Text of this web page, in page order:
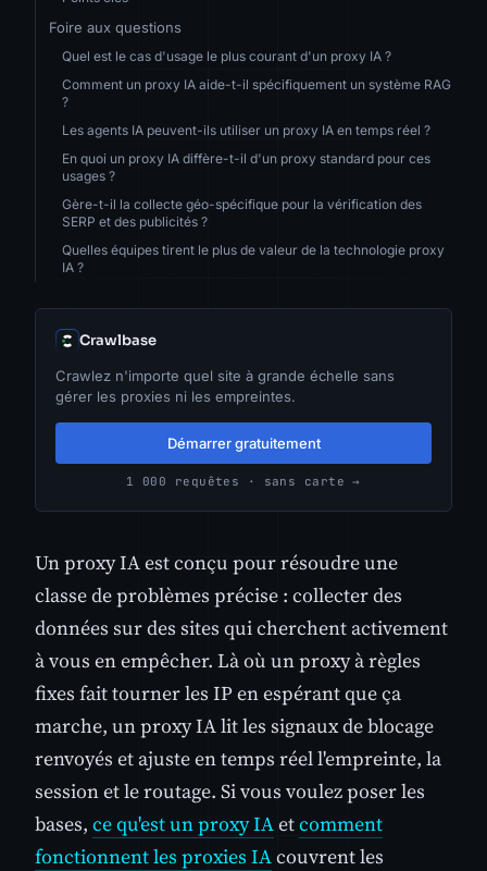
Foire aux questions
Quel est le cas d'usage le plus courant d'un proxy IA ?
Comment un proxy IA aide-t-il spécifiquement un système RAG
?
Les agents IA peuvent-ils utiliser un proxy IA en temps réel ?
En quoi un proxy IA diffère-t-il d'un proxy standard pour ces
usages ?
Gère-t-il la collecte géo-spécifique pour la vérification des
SERP et des publicités ?
Quelles équipes tirent le plus de valeur de la technologie proxy
IA ?
Crawlbase
Crawlez n'importe quel site à grande échelle sans
gérer les proxies ni les empreintes.
Démarrer gratuitement
1 000 requêtes · sans carte →
Un proxy IA est conçu pour résoudre une
classe de problèmes précise : collecter des
données sur des sites qui cherchent activement
à vous en empêcher. Là où un proxy à règles
fixes fait tourner les IP en espérant que ça
marche, un proxy IA lit les signaux de blocage
renvoyés et ajuste en temps réel l'empreinte, la
session et le routage. Si vous voulez poser les
bases, ce qu'est un proxy IAetcomment
fonctionnent les proxies IAcouvrent les